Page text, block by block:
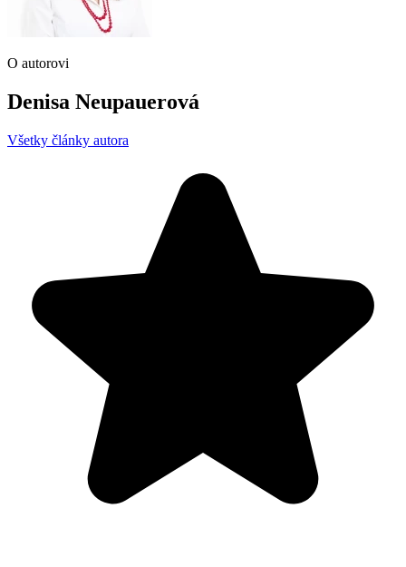
O autorovi
Denisa Neupauerová
Všetky články autora